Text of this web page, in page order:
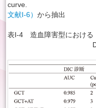
curve.
文献I-6） から抽出
表I-4 造血障害型における